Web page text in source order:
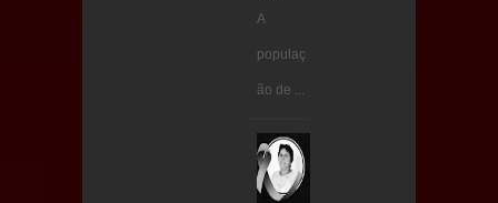
A
populaç
ão de ...